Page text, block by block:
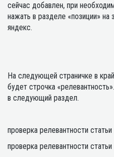
сейчас добавлен, при
нажать в разделе «позиции» на
яндекс.
На следующей страничке в
будет строчка
в следующий раздел.
проверка релевантности статьи
проверка релевантности статьи